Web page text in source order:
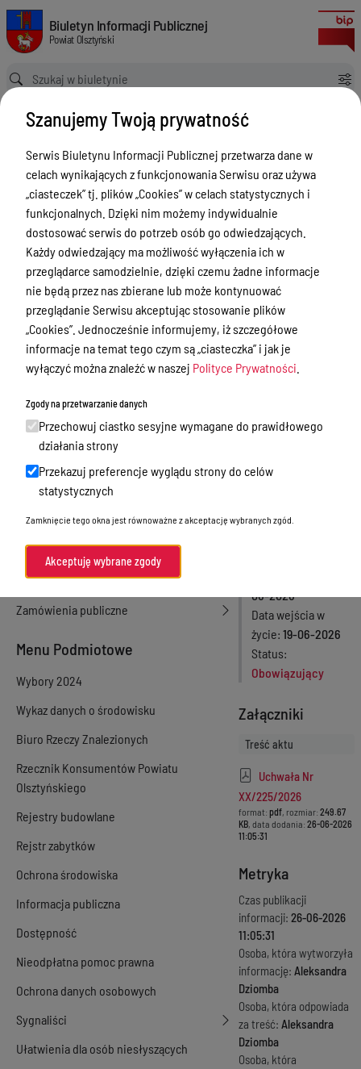
Uchwała w sprawie ustalenia wysokości wynagrodzenia miesięcznego
Biuletyn Informacji Publicznej Powiat Olsztyński
Biuletyn Informacji Publicznej
Powiat Olsztyński
Ścieżka powrotu
Strona główna
Akty prawne
Uchwała w sprawie ustalenia wysokości wynagrodzenia miesięcznego Starosty Olsztyńskiego
Akty prawne
Menu Przedmiotowe
Kontakt i telefony w urzędzie
Ogłoszenia
Powiat Olsztyński
Rada Powiatu
Starostwo Powiatowe
Zbycie, użytkowanie wieczyste, najem,
dzierżawa, użyczenie
Sprawy załatwiane w urzędzie
Sprawy załatwiane internetowo
Oświadczenia majątkowe
e-Puap/ e-Doręczenia
Petycje
Praca
Akty prawne
Zamówienia publiczne
Menu Podmiotowe
Wybory 2024
Wykaz danych o środowisku
Biuro Rzeczy Znalezionych
Rzecznik Konsumentów Powiatu
Olsztyńskiego
Rejestry budowlane
Rejstr zabytków
Ochrona środowiska
Informacja publiczna
Dostępność
Nieodpłatna pomoc prawna
Ochrona danych osobowych
Sygnaliści
Ułatwienia dla osób niesłyszących
Wersja obowiązująca
z dnia26-06-2026
11:05:31
Drukuj
Uchwała w
sprawie
ustalenia
wysokości
wynagrodzenia
Olsztyńskiego
Numer aktu
XX/225/2026
06-2026
Data wejścia w
życie 19-06-2026
Status
Obowiązujący
Załączniki
Treść aktu
Uchwała Nr
XX/225/2026
format: pdf, rozmiar: 249.67
KB, data dodania: 26-06-2026
11:05:31
Metryka
Czas publikacji
informacji: 26-06-2026
11:05:31
Osoba, która wytworzyła
informację: Aleksandra
Dziomba
Osoba, która odpowiada
za treść: Aleksandra
Dziomba
Osoba, która
Szanujemy Twoją prywatność
Serwis Biuletynu Informacji Publicznej przetwarza dane w
celach wynikających z funkcjonowania Serwisu oraz używa
„ciasteczek” tj. plików „Cookies” w celach statystycznych i
funkcjonalnych. Dzięki nim możemy indywidualnie
dostosować serwis do potrzeb osób go odwiedzających.
Każdy odwiedzający ma możliwość wyłączenia ich w
przeglądarce samodzielnie, dzięki czemu żadne informacje
nie będą przez nas zbierane lub może kontynuować
przeglądanie Serwisu akceptując stosowanie plików
„Cookies”. Jednocześnie informujemy, iż szczegółowe
informacje na temat tego czym są „ciasteczka” i jak je
wyłączyć można znaleźć w naszej Polityce Prywatności
Zgody na przetwarzanie danych
Przechowuj ciastko sesyjne wymagane do prawidłowego
działania strony
Przekazuj preferencje wyglądu strony do celów
statystycznych
Zamknięcie tego okna jest równoważne z akceptację wybranych zgód.
Akceptuję wybrane zgody